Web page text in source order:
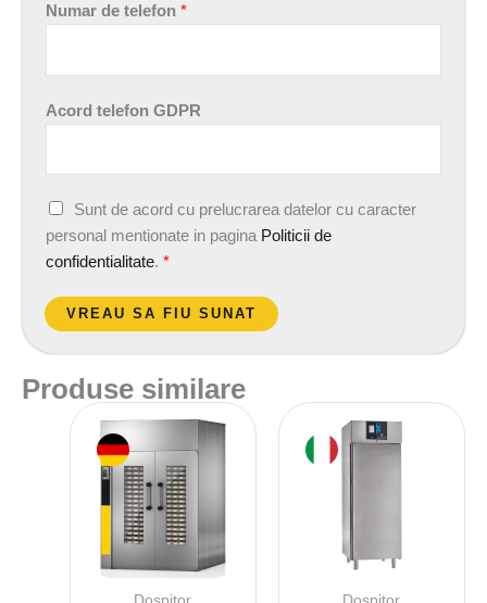
Numar de telefon *
Acord telefon GDPR
A
c
o
d
P
Sunt de acord cu prelucrarea datelor cu caracter
personal mentionate in pagina Politicii de
confidentialitate. *
VREAU SA FIU SUNAT
Produse similare